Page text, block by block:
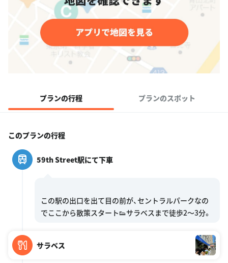
プランの行程 プランのスポット
このプランの行程
59th Street駅にて下車
この駅の出口を出て目の前が、セントラルパークなの
サラベス